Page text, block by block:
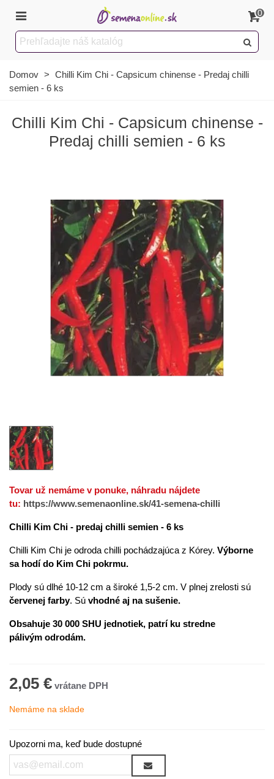
0
Domov > Chilli Kim Chi - Capsicum chinense - Predaj chilli
semien - 6 ks
Chilli Kim Chi - Capsicum chinense -
Predaj chilli semien - 6 ks
Tovar už nemáme v ponuke, náhradu nájdete
tu: https://www.semenaonline.sk/41-semena-chilli
Chilli Kim Chi - predaj chilli semien - 6 ks
Chilli Kim Chi je odroda chilli pochádzajúca z Kórey. Výborne
sa hodí do Kim Chi pokrmu.
Plody sú dlhé 10-12 cm a široké 1,5-2 cm. V plnej zrelosti sú
červenej farby. Sú vhodné aj na sušenie.
Obsahuje 30 000 SHU jednotiek, patrí ku stredne
pálivým odrodám.
2,05 €
Nemáme na sklade
Upozorni ma, keď bude dostupné